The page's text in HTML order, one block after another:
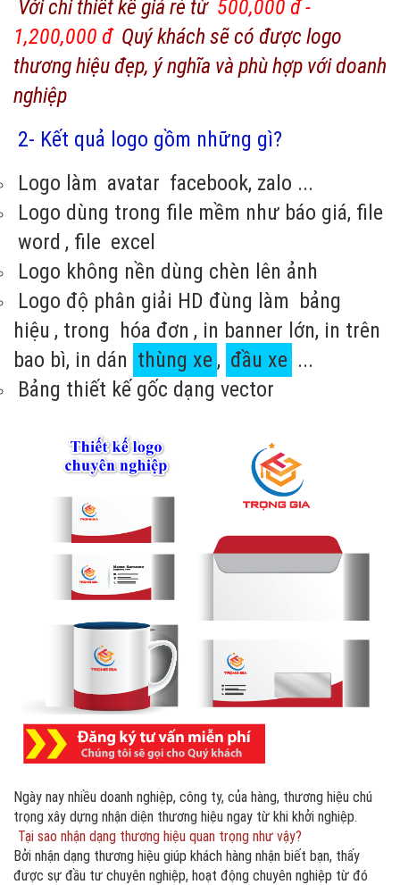
Với chi thiết kế giá rẻ từ 500,000 đ -
1,200,000 đ Quý khách sẽ có được logo
thương hiệu đẹp, ý nghĩa và phù hợp với doanh
nghiệp
2- Kết quả logo gồm những gì?
Logo làm avatar facebook, zalo ...
Logo dùng trong file mềm như báo giá, file
word , file excel
Logo không nền dùng chèn lên ảnh
Logo độ phân giải HD đùng làm bảng
hiệu , trong hóa đơn , in banner lớn, in trên
bao bì, in dán thùng xe , đầu xe ...
Bảng thiết kế gốc dạng vector
Ngày nay nhiều doanh nghiệp, công ty, của hàng, thương hiệu chú
trọng xây dựng nhận diện thương hiệu ngay từ khi khởi nghiệp.
Tại sao nhận dạng thương hiệu quan trọng như vậy?
Bởi nhận dạng thương hiệu giúp khách hàng nhận biết bạn, thấy
được sự đầu tư chuyên nghiệp, hoạt động chuyên nghiệp từ đó